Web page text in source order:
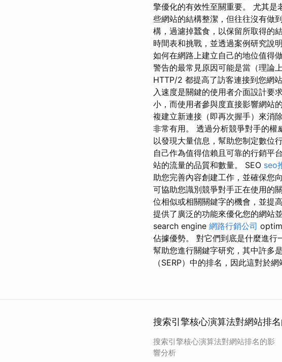
擎優化的有效性至關重要。 尤其是
些網站的結構整潔，但往往沒有做
構，過濾掉蠶食，以保留所取得的
時間表和挑戰，並透過案例研究說
如何在網路上建立自己的地位值得
警告的最常見原因可能是當（理論
HTTP/2 都提高了訪客連接到您網
入速度是關鍵的使用者介面設計要
小，而使用者參與度直接影響網站
複建立新連接（即再次握手）來消
非常有用。 透過分析競爭對手的權
以發現大量信息，幫助您制定數位
自己作為值得信賴且可靠的行銷平
站的流量的品質和數量。 SEO seo
助您完善內容創建工作，並確保您
可協助您識別競爭對手正在使用的
位相似或相關關鍵字的機會，並提
提供了廣泛的功能來優化您的網站
search engine 網路行銷公司
佔據優勢。 對它們到底是什麼進行
幫助您進行關鍵字研究，其中許多
（SERP）中的排名，因此這對於網
搜索引擎核心演算法對網站排
搜索引擎核心演算法對網站排名的影
響分析